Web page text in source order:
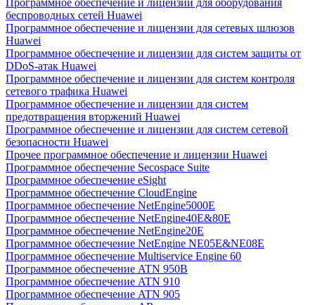
Программное обеспечение и лицензии для оборудования
беспроводных сетей Huawei
Программное обеспечение и лицензии для сетевых шлюзов
Huawei
Программное обеспечение и лицензии для систем защиты от
DDoS-атак Huawei
Программное обеспечение и лицензии для систем контроля
сетевого трафика Huawei
Программное обеспечение и лицензии для систем
предотвращения вторжений Huawei
Программное обеспечение и лицензии для систем сетевой
безопасности Huawei
Прочее программное обеспечение и лицензии Huawei
Программное обеспечение Secospace Suite
Программное обеспечение eSight
Программное обеспечение CloudEngine
Программное обеспечение NetEngine5000E
Программное обеспечение NetEngine40E&80E
Программное обеспечение NetEngine20E
Программное обеспечение NetEngine NE05E&NE08E
Программное обеспечение Multiservice Engine 60
Программное обеспечение ATN 950B
Программное обеспечение ATN 910
Программное обеспечение ATN 905